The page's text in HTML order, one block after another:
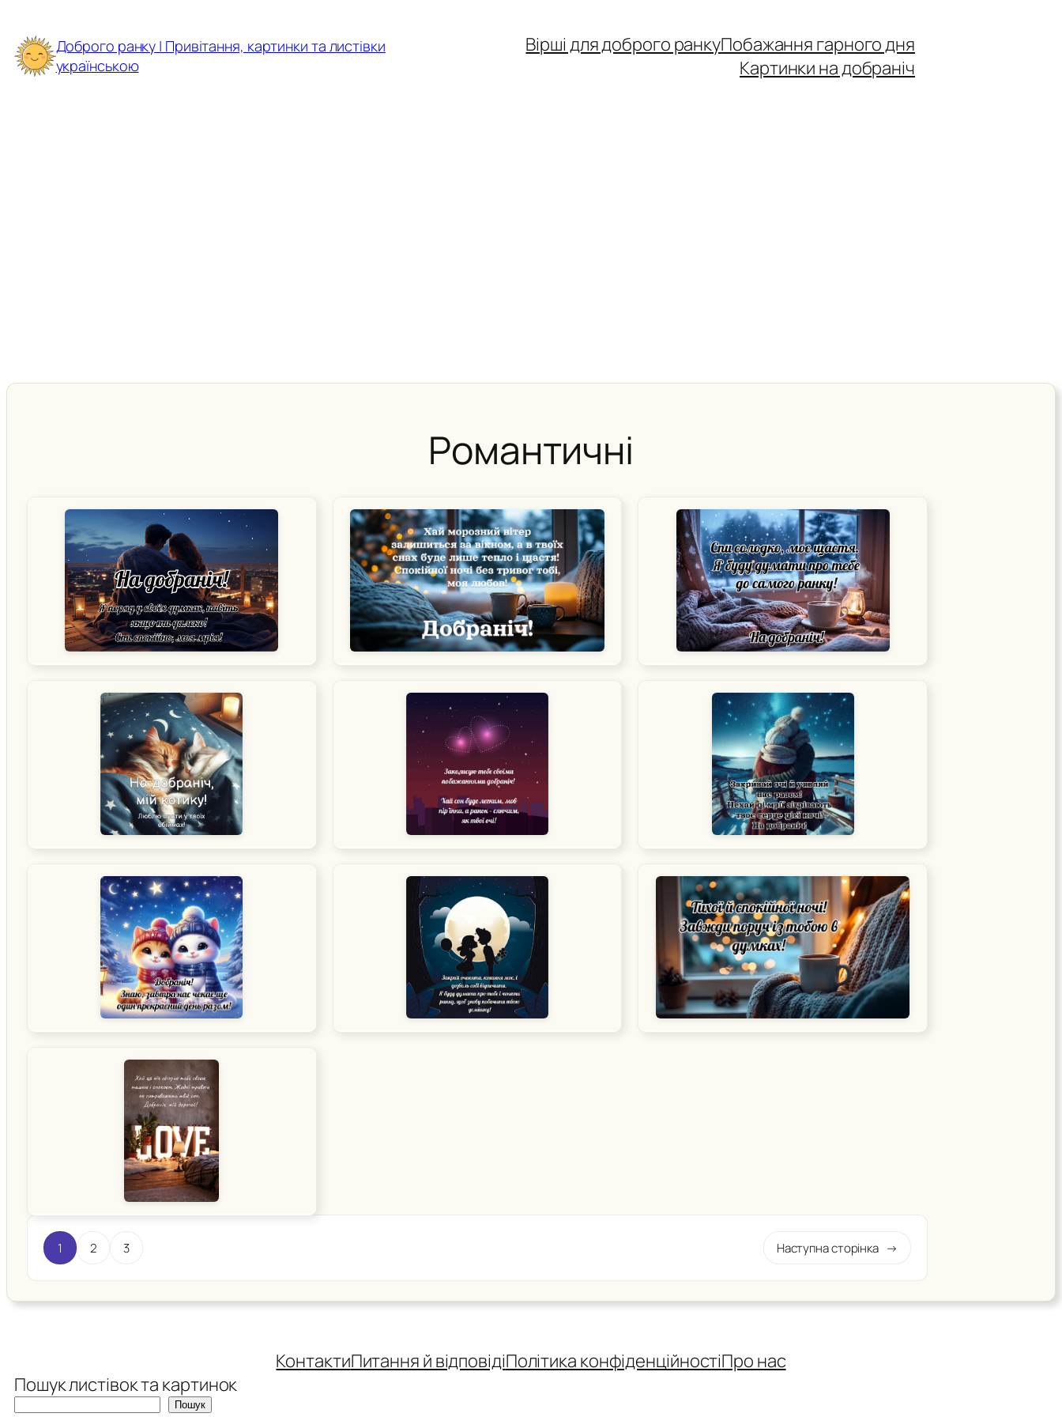
до
вмісту
Доброго ранку | Привітання, картинки та листівки
українською
Вірші для доброго ранкуПобажання гарного дня
Картинки на добраніч
Романтичні
1 2 3 Наступна сторінка →
КонтактиПитання й відповідіПолітика конфіденційностіПро нас
Пошук листівок та картинок
Пошук